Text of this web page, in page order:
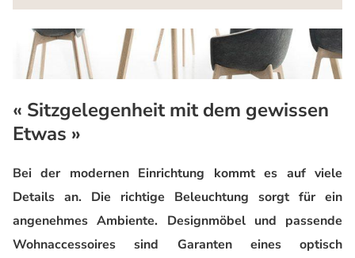
« Sitzgelegenheit mit dem gewissen
Etwas »
Bei der modernen Einrichtung kommt es auf viele
Details an. Die richtige Beleuchtung sorgt für ein
angenehmes Ambiente. Designmöbel und passende
Wohnaccessoires sind Garanten eines optisch